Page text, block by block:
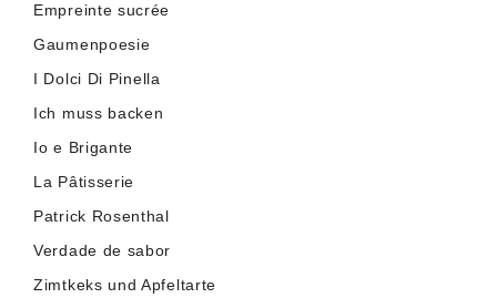
Empreinte sucrée
Gaumenpoesie
I Dolci Di Pinella
Ich muss backen
Io e Brigante
La Pâtisserie
Patrick Rosenthal
Verdade de sabor
Zimtkeks und Apfeltarte